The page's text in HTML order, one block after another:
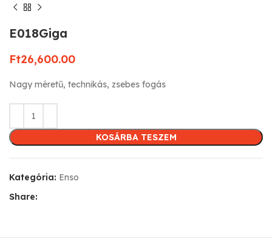
E018Giga
Ft26,600.00
Nagy méretű, technikás, zsebes fogás
KOSÁRBA TESZEM
Kategória: Enso
Share: